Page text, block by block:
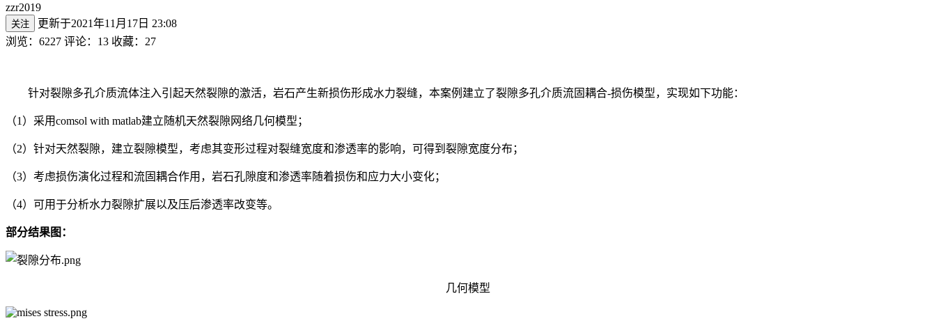
zzr2019
关注
更新于2021年11月17日 23:08
浏览：6227 评论：13 收藏：27
针对裂隙多孔介质流体注入引起天然裂隙的激活，岩石产生新损伤形成水力裂缝，本案例建立了裂隙多孔介质流固耦合-损伤模型，实现如下功能：
（1）采用comsol with matlab建立随机天然裂隙网络几何模型；
（2）针对天然裂隙，建立裂隙模型，考虑其变形过程对裂缝宽度和渗透率的影响，可得到裂隙宽度分布；
（3）考虑损伤演化过程和流固耦合作用，岩石孔隙度和渗透率随着损伤和应力大小变化；
（4）可用于分析水力裂隙扩展以及压后渗透率改变等。
部分结果图：
几何模型